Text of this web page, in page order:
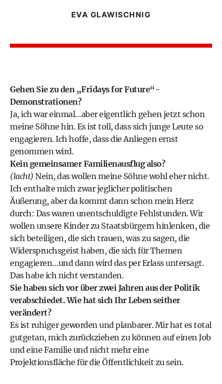
EVA GLAWISCHNIG
Gehen Sie zu den „Fridays for Future“-
Demonstrationen?
Ja, ich war einmal…aber eigentlich gehen jetzt schon
meine Söhne hin. Es ist toll, dass sich junge Leute so
engagieren. Ich hoffe, dass die Anliegen ernst
genommen wird.
Kein gemeinsamer Familienausflug also?
(lacht) Nein, das wollen meine Söhne wohl eher nicht.
Ich enthalte mich zwar jeglicher politischen
Äußerung, aber da kommt dann schon mein Herz
durch: Das waren unentschuldigte Fehlstunden. Wir
wollen unsere Kinder zu Staatsbürgern hinlenken, die
sich beteiligen, die sich trauen, was zu sagen, die
Widerspruchsgeist haben, die sich für Themen
engagieren…und dann wird das per Erlass untersagt.
Das habe ich nicht verstanden.
Sie haben sich vor über zwei Jahrenaus der Politik
verabschiedet. Wie hat sich Ihr Leben seither
verändert?
Es ist ruhiger geworden und planbarer. Mir hat es total
gutgetan, mich zurückziehen zu können auf einen Job
und eine Familie und nicht mehr eine
Projektionsfläche für die Öffentlichkeit zu sein.